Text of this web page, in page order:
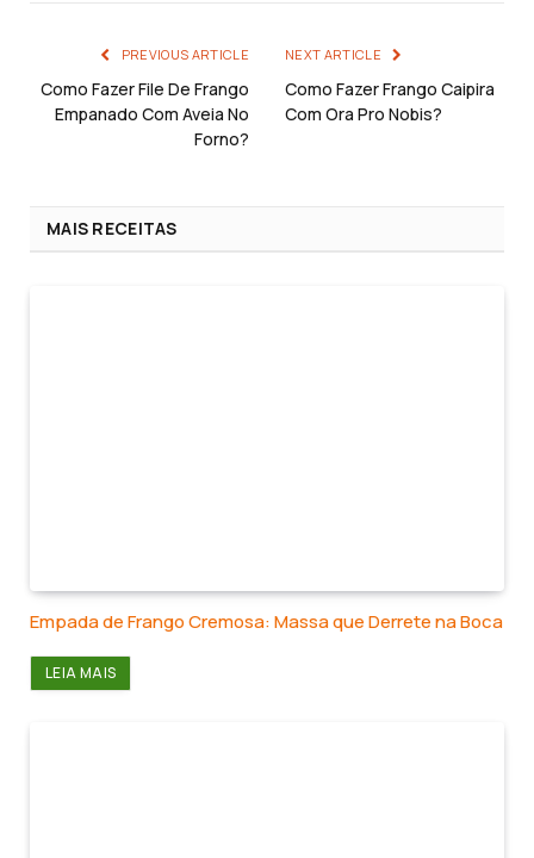
PREVIOUS ARTICLE
Como Fazer File De Frango
Empanado Com Aveia No
Forno?
NEXT ARTICLE
Como Fazer Frango Caipira
Com Ora Pro Nobis?
MAIS RECEITAS
Empada de Frango Cremosa: Massa que Derrete na Boca
LEIA MAIS